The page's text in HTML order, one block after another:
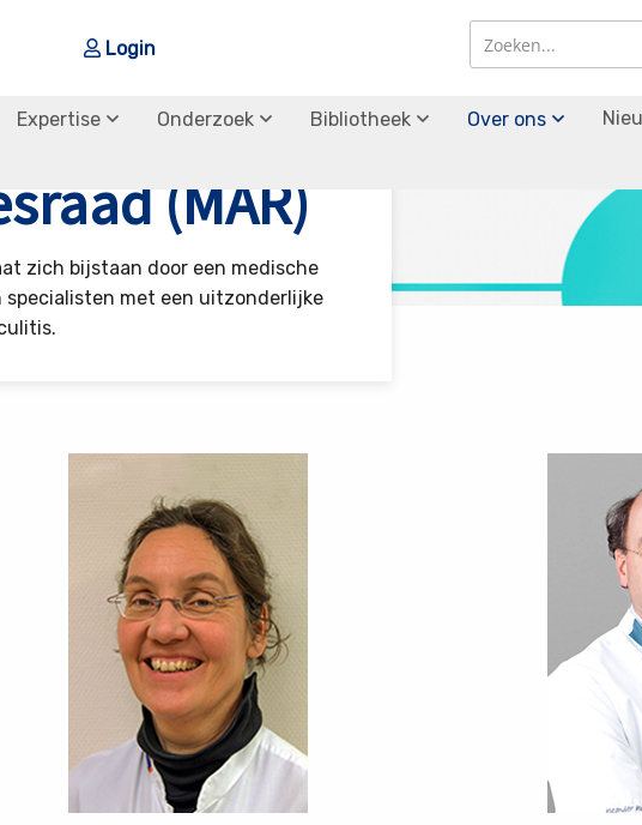
Login
Zoek
Expertise Onderzoek Bibliotheek Over ons
(MAR)
zich bijstaan door een medische
specialisten met een uitzonderlijke